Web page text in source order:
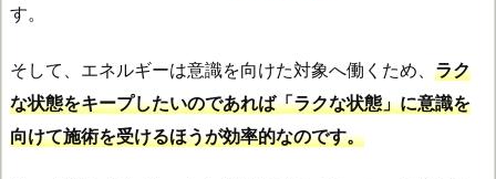
す。
そして、エネルギーは意識を向けた対象へ働くため、 ラク
な状態をキープしたいのであれば「ラクな状態」に意識を
向けて施術を受けるほうが効率的なのです。